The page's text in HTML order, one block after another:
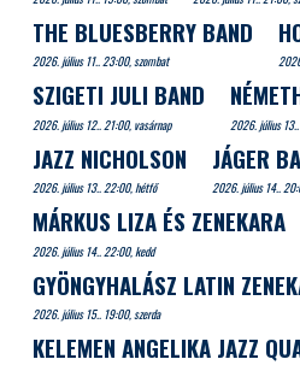
THE BLUESBERRY BAND
2026. július 11.. 23:00, szombat
SZIGETI JULI BAND
2026. július 12.. 21:00, vasárnap 2026. július
JAZZ NICHOLSON
2026. július 13.. 22:00, hétfő
JÁGER
2026. július 14..
MÁRKUS LIZA ÉS ZENEKARA
2026. július 14.. 22:00, kedd
GYÖNGYHALÁSZ LATIN
2026. július 15.. 19:00, szerda
KELEMEN ANGELIKA JAZZ